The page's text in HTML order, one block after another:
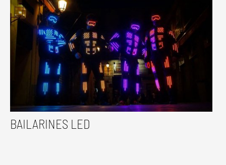
BAILARINES LED